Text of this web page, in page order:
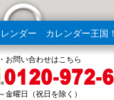
レンダー カレンダー王
お問い合わせはこちら
金曜日（祝日を除く）